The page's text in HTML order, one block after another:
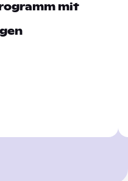
mit